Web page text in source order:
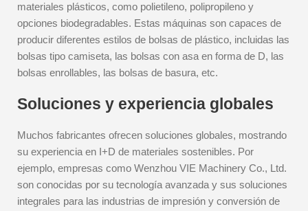
materiales plásticos, como polietileno, polipropileno y
opciones biodegradables. Estas máquinas son capaces de
producir diferentes estilos de bolsas de plástico, incluidas las
bolsas tipo camiseta, las bolsas con asa en forma de D, las
bolsas enrollables, las bolsas de basura, etc.
Soluciones y experiencia globales
Muchos fabricantes ofrecen soluciones globales, mostrando
su experiencia en I+D de materiales sostenibles. Por
ejemplo, empresas como Wenzhou VIE Machinery Co., Ltd.
son conocidas por su tecnología avanzada y sus soluciones
integrales para las industrias de impresión y conversión de